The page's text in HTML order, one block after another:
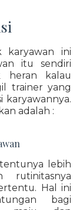
karyawan ini
itu sendiri
heran kalau
trainer yang
karyawannya.
adalah :
lebih
rutinitasnya
Hal ini
bagi